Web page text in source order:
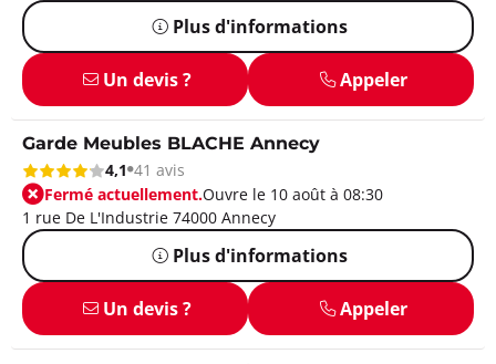
Plus d'informations
Un devis ? Appeler
Garde Meubles BLACHE Annecy
4,1 41 avis
Fermé actuellement.Ouvre le 10 août à 08:30
1 rue De L'Industrie 74000 Annecy
Plus d'informations
Un devis ? Appeler